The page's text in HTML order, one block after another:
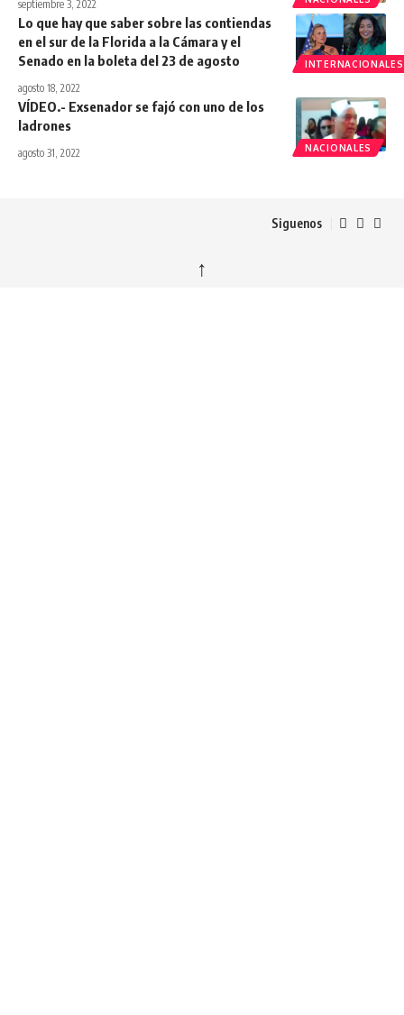
septiembre 3, 2022
INTERNACIONALES
Lo que hay que saber sobre las contiendas
en el sur de la Florida a la Cámara y el
Senado en la boleta del 23 de agosto
agosto 18, 2022
NACIONALES
VÍDEO.- Exsenador se fajó con uno de los
ladrones
agosto 31, 2022
Siguenos
↑